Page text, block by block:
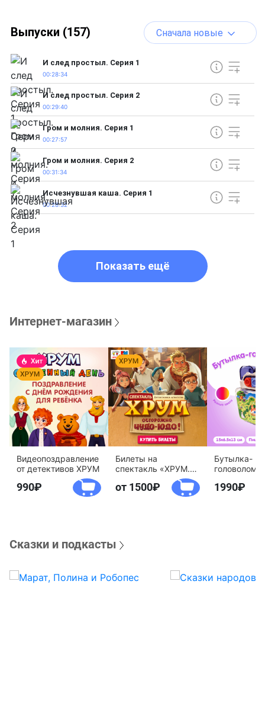
Выпуски (157) Сначала новые
И след простыл. Серия 1
00:28:34
И след простыл. Серия 2
00:29:40
Гром и молния. Серия 1
00:27:57
Гром и молния. Серия 2
00:31:34
Исчезнувшая каша. Серия 1
00:28:32
Показать ещё
Интернет-магазин
Видеопоздравление
от детективов ХРУМ
990
Билеты на
спектакль «ХРУМ.
Осторожно, Чудо-
Юдо!»
от 1500
Бутылка-
агентство
1990
Сказки и подкасты